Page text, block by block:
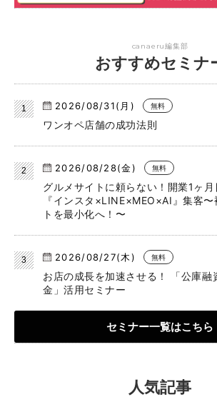
canaeru編集部
おすすめセミナ
2026/08/31(月) 無料
ワンオペ店舗の成功法則
2026/08/28(金) 無料
グルメサイトに頼らない！開業1ヶ
『インスタ×LINE×MEO×AI』集客
トを最小化へ！〜
2026/08/27(木) 無料
お店の成長を加速させる！ 「公庫融
金」活用セミナー
セミナー一覧はこちら
人気記事